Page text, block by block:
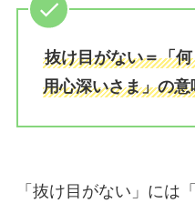
抜け目がない＝「
用心深いさま」の意
「抜け目がない」には